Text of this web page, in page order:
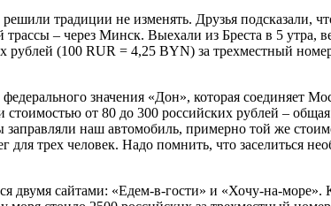
традиции не изменять. Друзья подсказали,
– через Минск. Выехали из Бреста в 5 утра,
(100 RUR = 4,25 BYN) за трехместный
значения «Дон», которая соединяет
от 80 до 300 российских рублей –
наш автомобиль, примерно той же
трех человек. Надо помнить, что заселиться
двумя сайтами: «Едем-в-гости» и «Хочу-на-